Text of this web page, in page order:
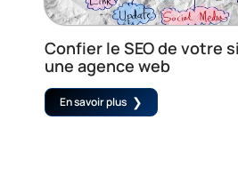
Confier le SEO de votre
une agence web
En savoir plus